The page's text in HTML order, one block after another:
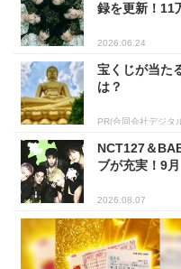
録を更新！11
2026.06.24
宝くじが当た
は？
PR(合同会社デジタ
NCT127＆
ブが充実！9
2026.08.07